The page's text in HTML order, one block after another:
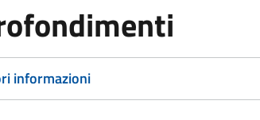
informazioni